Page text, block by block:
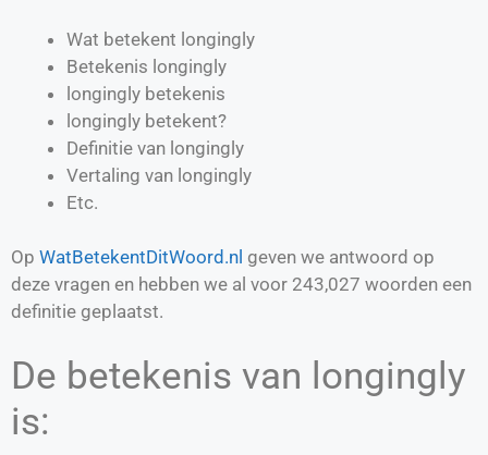
Wat betekent longingly
Betekenis longingly
longingly betekenis
longingly betekent?
Definitie van longingly
Vertaling van longingly
Etc.
Op WatBetekentDitWoord.nl geven we antwoord op
deze vragen en hebben we al voor 243,027 woorden een
definitie geplaatst.
De betekenis van longingly
is: